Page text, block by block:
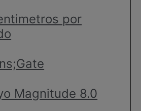
por
Magnitude 8.0